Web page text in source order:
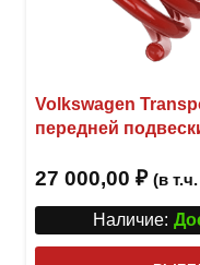
Volkswagen
передней
27 000,00 ₽ (в
Наличие: